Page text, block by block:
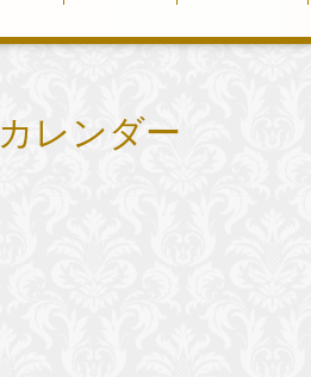
カレンダー